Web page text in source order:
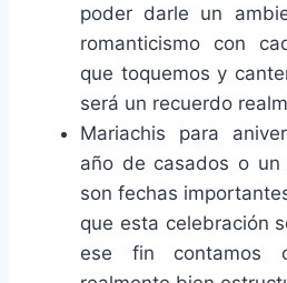
poder darle un
romanticismo con
que toquemos y
será un recuerdo
Mariachis para
año de casados o
son fechas
que esta celebración
ese fin contamos